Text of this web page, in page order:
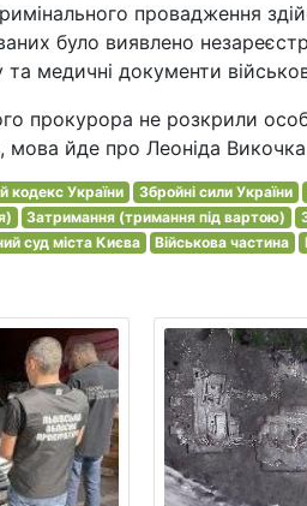
провадження
було виявлено
та медичні документи
прокурора не розкрили
мова йде про Леоніда
кодекс України Збройні сили України
Затримання (тримання під вартою)
суд міста Києва
Військова частина